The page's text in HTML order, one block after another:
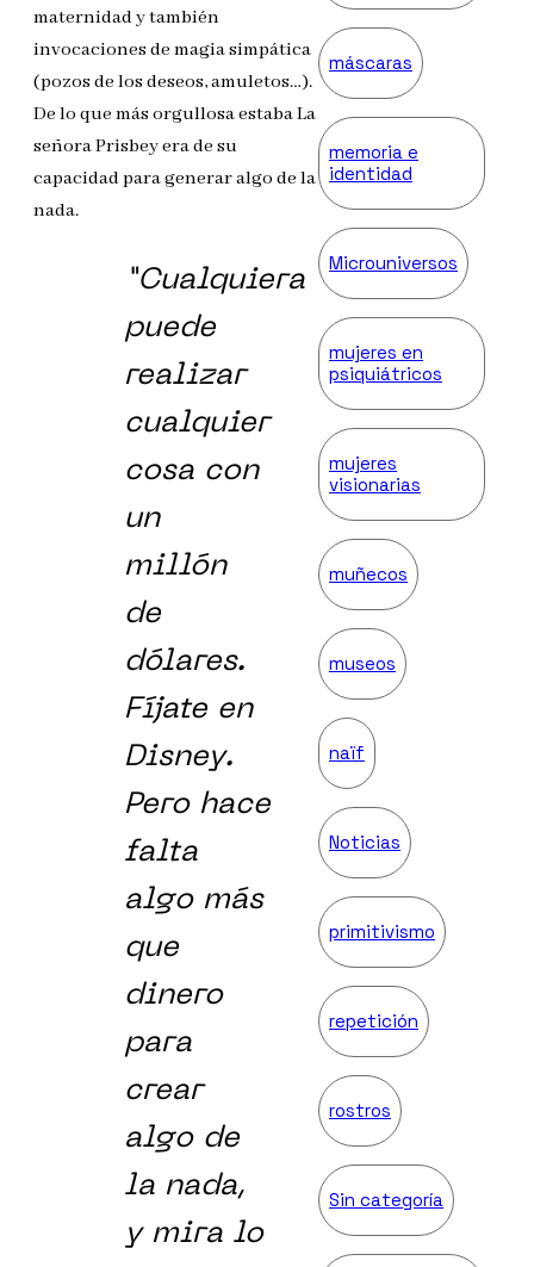
maternidad y también
invocaciones de magia simpática
(pozos de los deseos, amuletos…).
De lo que más orgullosa estaba La
señora Prisbey era de su
capacidad para generar algo de la
nada.
“Cualquiera
puede
realizar
cualquier
cosa con
un
millón
de
dólares.
Fíjate en
Disney.
Pero hace
falta
algo más
que
dinero
para
crear
algo de
la nada,
y mira lo
máscaras
memoria e
identidad
Microuniversos
mujeres en
psiquiátricos
mujeres
visionarias
muñecos
museos
naïf
Noticias
primitivismo
repetición
rostros
Sin categoría